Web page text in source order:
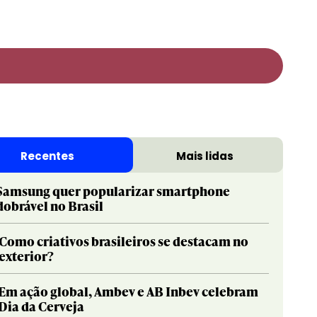
Social & Creator
Sustainable Development Goals
Titanium
PR
Social & Creator
Sustainable Development Goals
Recentes Mais lidas
quer popularizar smartphone
no Brasil
criativos brasileiros se destacam no
ação global, Ambev e AB Inbev celebram
da Cerveja